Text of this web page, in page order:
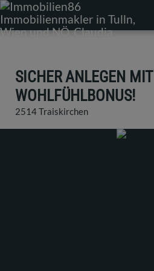
SICHER ANLEGEN MIT
WOHLFÜHLBONUS!
2514 Traiskirchen